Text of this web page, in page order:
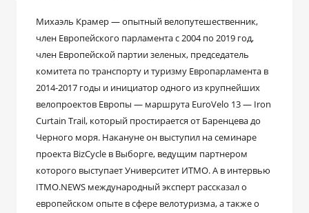
Михаэль Крамер — опытный велопутешественник,
член Европейского парламента с 2004 по 2019 год,
член Европейской партии зеленых, председатель
комитета по транспорту и туризму Европарламента в
2014-2017 годы и инициатор одного из крупнейших
велопроектов Европы — маршрута EuroVelo 13 — Iron
Curtain Trail, который простирается от Баренцева до
Черного моря. Накануне он выступил на семинаре
проекта BizCycle в Выборге, ведущим партнером
которого выступает Университет ИТМО. А в интервью
ITMO.NEWS международный эксперт рассказал о
европейском опыте в сфере велотуризма, а также о